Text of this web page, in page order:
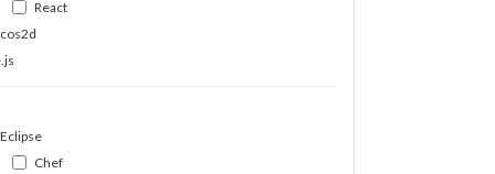
React
Eclipse
Chef